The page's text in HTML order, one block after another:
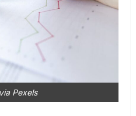
Pexels